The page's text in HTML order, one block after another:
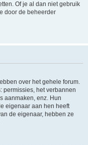
Of je al dan niet gebruik
door de beheerder
over het gehele forum.
permissies, het verbannen
aanmaken, enz. Hun
eigenaar aan hen heeft
de eigenaar, hebben ze